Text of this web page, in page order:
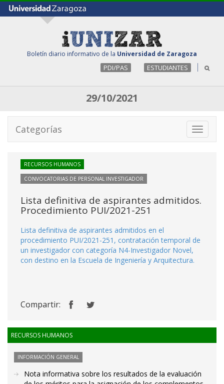
Boletín diario informativo de la Universidad de Zaragoza
PDI/PAS ESTUDIANTES
29/10/2021
Toggle
Categorías
RECURSOS HUMANOS
CONVOCATORIAS DE PERSONAL INVESTIGADOR
Lista definitiva de aspirantes admitidos.
Procedimiento PUI/2021-251
Lista definitiva de aspirantes admitidos en el
procedimiento PUI/2021-251, contratación temporal de
un investigador con categoría N4-Investigador Novel,
con destino en la Escuela de Ingeniería y Arquitectura.
Compartir:
RECURSOS HUMANOS
INFORMACIÓN GENERAL
Nota informativa sobre los resultados de la evaluación